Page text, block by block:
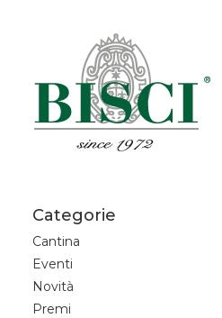
Categorie
Cantina
Eventi
Novità
Premi